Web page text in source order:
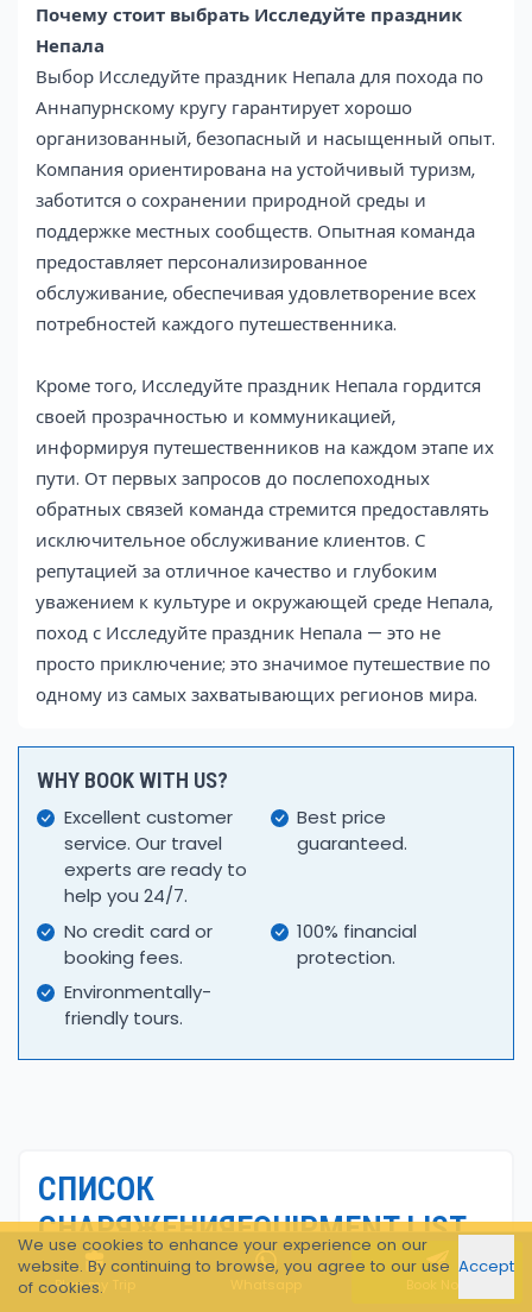
Почему стоит выбрать Исследуйте праздник
Непала
Выбор Исследуйте праздник Непала для похода по
Аннапурнскому кругу гарантирует хорошо
организованный, безопасный и насыщенный опыт.
Компания ориентирована на устойчивый туризм,
заботится о сохранении природной среды и
поддержке местных сообществ. Опытная команда
предоставляет персонализированное
обслуживание, обеспечивая удовлетворение всех
потребностей каждого путешественника.
Кроме того, Исследуйте праздник Непала гордится
своей прозрачностью и коммуникацией,
информируя путешественников на каждом этапе их
пути. От первых запросов до послепоходных
обратных связей команда стремится предоставлять
исключительное обслуживание клиентов. С
репутацией за отличное качество и глубоким
уважением к культуре и окружающей среде Непала,
поход с Исследуйте праздник Непала — это не
просто приключение; это значимое путешествие по
одному из самых захватывающих регионов мира.
WHY BOOK WITH US?
Excellent customer
service. Our travel
experts are ready to
help you 24/7.
Best price
guaranteed.
No credit card or
booking fees.
100% financial
protection.
Environmentally-
friendly tours.
СПИСОК
СНАРЯЖЕНИЯEQUIPMENT LIST
Одежда
Plan my Trip Whatsapp
We use cookies to enhance your experience on our
website. By continuing to browse, you agree to our use
of cookies.
Accept